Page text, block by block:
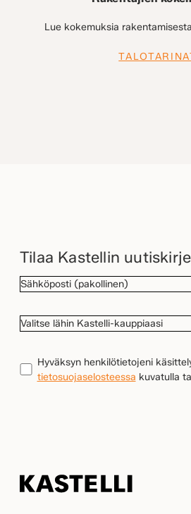
Lue kokemuksia
Tilaa Kastellin uutiskirje
SÄHKÖPOSTI(Pakollinen)
VALITSE
KAUPPIAASI
TIETOSUOJA(Pakollinen)
Hyväksyn henkilötietojeni
tietosuojaselosteessa kuvatulla